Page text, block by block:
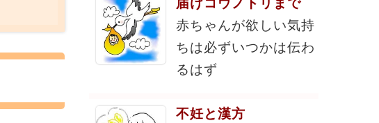
赤ちゃんが欲しい気持
ちは必ずいつかは伝わ
るはず
不妊と漢方